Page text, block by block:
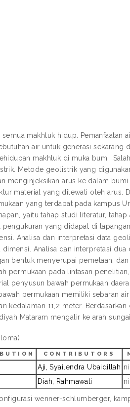
makhluk hidup. Pemanfaatan
air untuk generasi sekarang
makhluk di muka bumi.
Metode geolistrik yang
menginjeksikan arus ke dalam
material yang dilewati oleh arus.
yang terdapat pada kampus
yaitu tahap studi literatur,
yang didapat di
Analisa dan interpretasi data
Analisa dan interpretasi
bentuk menyerupai pemetaan,
permukaan pada lintasan
penyusun bawah permukaan
permukaan memiliki sebaran
kedalaman 11,2 meter.
Mataram mengalir ke arah sungai.
CONTRIBUTORS
Aji, Syailendra Ubaidillah
Diah, Rahmawati
wenner-schlumberger,